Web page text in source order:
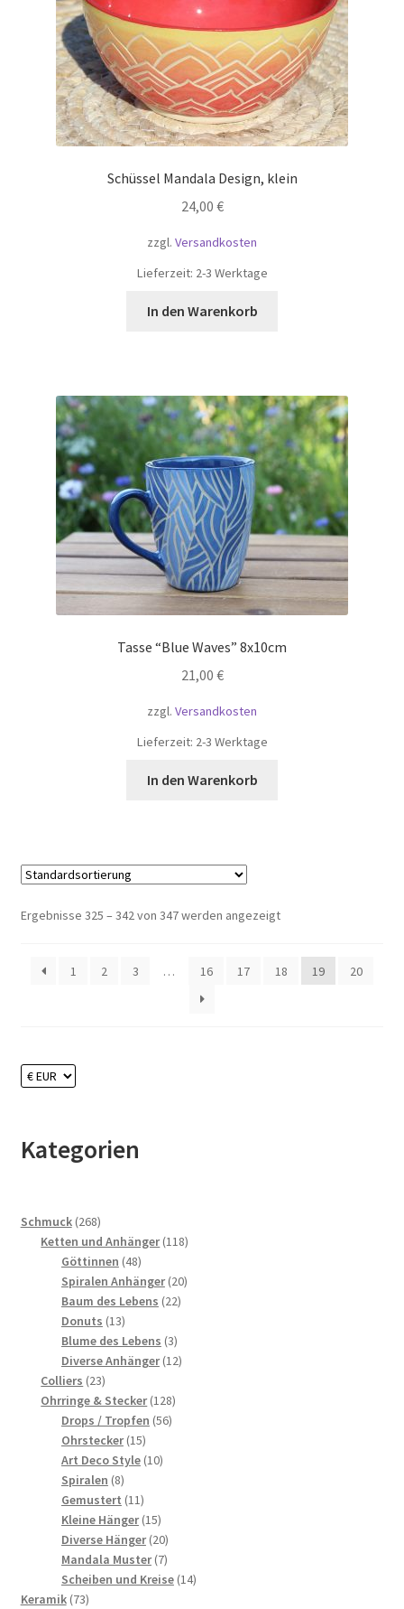
Schüssel Mandala Design, klein
24,00 €
zzgl. Versandkosten
Lieferzeit: 2-3 Werktage
In den Warenkorb
Tasse “Blue Waves” 8x10cm
21,00 €
zzgl. Versandkosten
Lieferzeit: 2-3 Werktage
In den Warenkorb
Ergebnisse 325 – 342 von 347 werden angezeigt
1 2 3 … 16 17 18 19 20
Kategorien
Schmuck 268268
Produkte
Ketten und Anhänger 118118
Göttinnen 4848
Produkte
Spiralen Anhänger 2020
Baum des Lebens 2222
Donuts 1313
Produkte
Blume des Lebens 33
Produkte
Diverse Anhänger 1212
Colliers 2323
Produkte
Ohrringe & Stecker 128128
Drops / Tropfen 5656
Ohrstecker 1515
Produkte
Art Deco Style 1010
Spiralen 88
Produkte
Gemustert 1111
Produkte
Kleine Hänger 1515
Produkte
Diverse Hänger 2020
Produkte
Mandala Muster 77
Produkte
Scheiben und Kreise 1414
Keramik 7373